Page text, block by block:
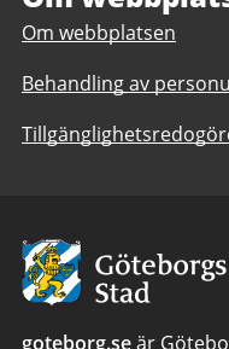
Om webbplatsen
Behandling av
Avsändare:
Göteborgs
Stad
goteborg.seär